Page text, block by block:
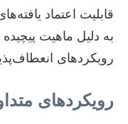
قابلیت اعتماد
به دلیل ماهیت
رویکردهای
رویکردهای